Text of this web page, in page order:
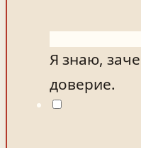
Я знаю,
доверие.